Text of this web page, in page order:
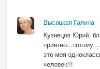
Высоцкая Галина
Кузнецов Юрий,
приятно...потому
это моя
человек!!!